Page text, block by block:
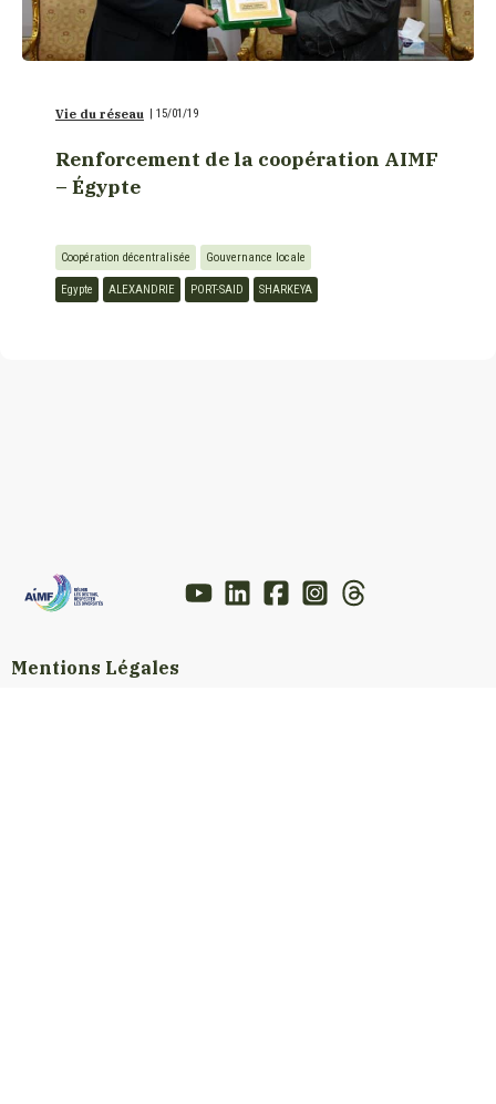
Vie du réseau | 15/01/19
Renforcement de la coopération AIMF
– Égypte
Coopération décentralisée Gouvernance locale
Egypte ALEXANDRIE PORT-SAID SHARKEYA
Mentions Légales